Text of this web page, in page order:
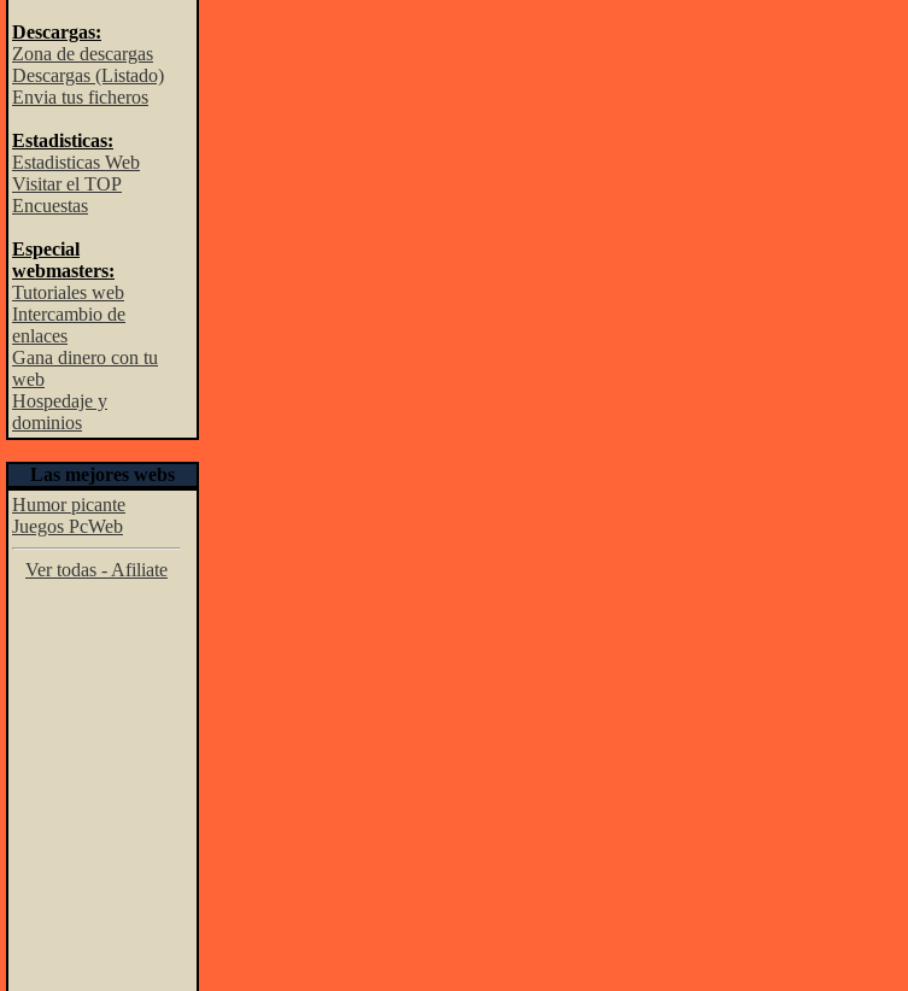
Descargas:
Zona de descargas
Descargas (Listado)
Envia tus ficheros
Estadisticas:
Estadisticas Web
Visitar el TOP
Encuestas
Especial
webmasters:
Tutoriales web
Intercambio de
enlaces
Gana dinero con tu
web
Hospedaje y
dominios
Las mejores webs
Humor picante
Juegos PcWeb
Ver todas - Afiliate